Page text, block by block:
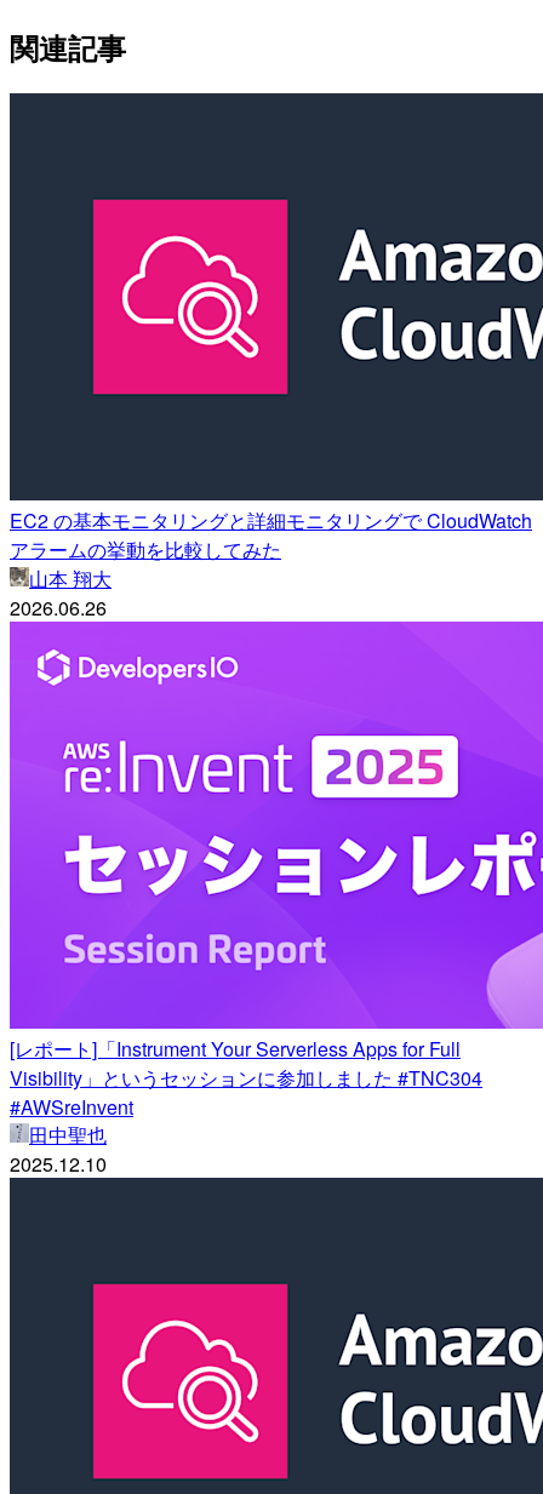
関連記事
EC2 の基本モニタリングと詳細モニタリングで CloudWatch
アラームの挙動を比較してみた
山本 翔大
2026.06.26
[レポート]「Instrument Your Serverless Apps for Full
Visibility」というセッションに参加しました #TNC304
#AWSreInvent
田中聖也
2025.12.10